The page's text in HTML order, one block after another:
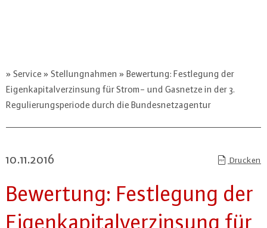
Service Stellungnahmen
Bewertung: Festlegung der
Eigenkapitalverzinsung für Strom- und Gasnetze in der 3.
Regulierungsperiode durch die Bundesnetzagentur
10.11.2016 Drucken
Bewertung: Fest­le­gung der
Ei­gen­ka­pi­tal­ver­zin­sung für